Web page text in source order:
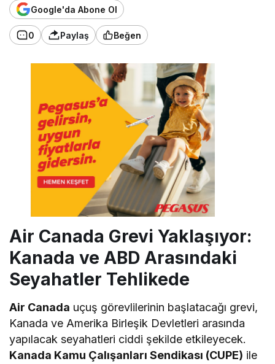
Google'da Abone Ol
0 Paylaş Beğen
Air Canada Grevi Yaklaşıyor:
Kanada ve ABD Arasındaki
Seyahatler Tehlikede
Air Canada uçuş görevlilerinin başlatacağı grevi,
Kanada ve Amerika Birleşik Devletleri arasında
yapılacak seyahatleri ciddi şekilde etkileyecek.
Kanada Kamu Çalışanları Sendikası (CUPE) ile